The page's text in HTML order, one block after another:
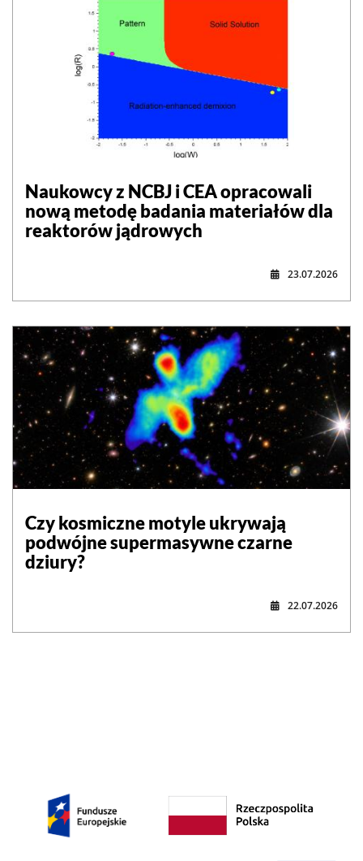
Naukowcy z NCBJ i CEA opracowali
nową metodę badania materiałów dla
reaktorów jądrowych
23.07.2026
Czy kosmiczne motyle ukrywają
podwójne supermasywne czarne
dziury?
22.07.2026